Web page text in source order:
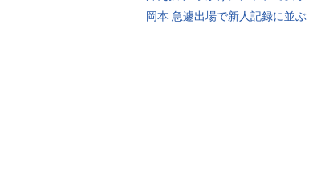
岡本 急遽出場で新人記録に並ぶ